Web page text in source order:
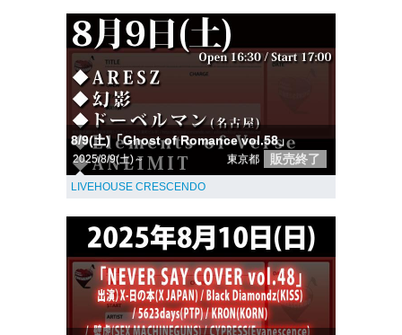
8/9(土)「Ghost of Romance vol.58」
2025/8/9(土)～ 東京都 販売終了
LIVEHOUSE CRESCENDO